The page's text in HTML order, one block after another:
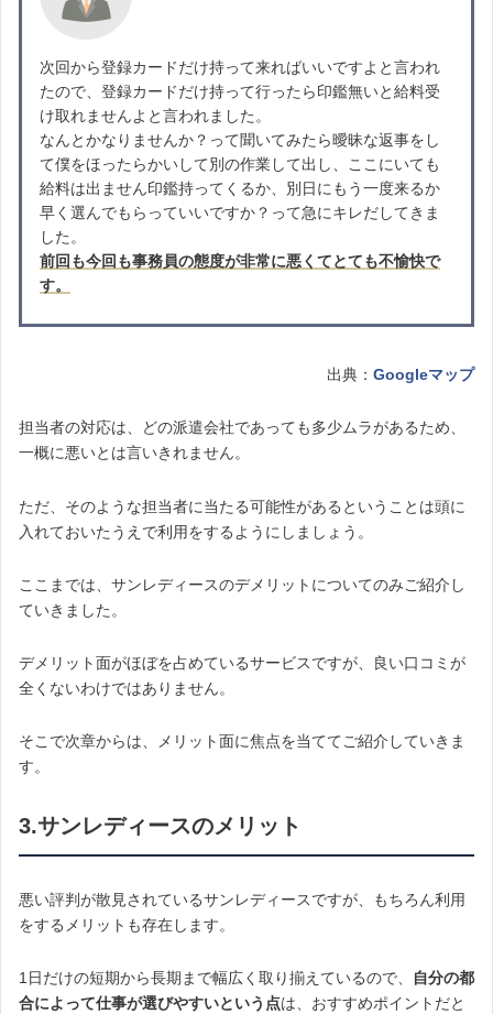
次回から登録カードだけ持って来ればいいですよと言われ
たので、登録カードだけ持って行ったら印鑑無いと給料受
け取れませんよと言われました。
なんとかなりませんか？って聞いてみたら曖昧な返事をし
て僕をほったらかいして別の作業して出し、ここにいても
給料は出ません印鑑持ってくるか、別日にもう一度来るか
早く選んでもらっていいですか？って急にキレだしてきま
した。
前回も今回も事務員の態度が非常に悪くてとても不愉快で
す。
出典： Googleマップ
担当者の対応は、どの派遣会社であっても多少ムラがあるため、
一概に悪いとは言いきれません。
ただ、そのような担当者に当たる可能性があるということは頭に
入れておいたうえで利用をするようにしましょう。
ここまでは、サンレディースのデメリットについてのみご紹介し
ていきました。
デメリット面がほぼを占めているサービスですが、良い口コミが
全くないわけではありません。
そこで次章からは、メリット面に焦点を当ててご紹介していきま
す。
3.サンレディースのメリット
悪い評判が散見されているサンレディースですが、もちろん利用
をするメリットも存在します。
1日だけの短期から長期まで幅広く取り揃えているので、
自分の都
合によって仕事が選びやすいという点は、おすすめポイントだと